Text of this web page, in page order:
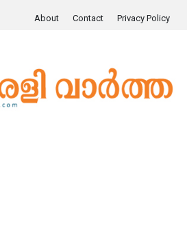
About Contact Privacy Policy